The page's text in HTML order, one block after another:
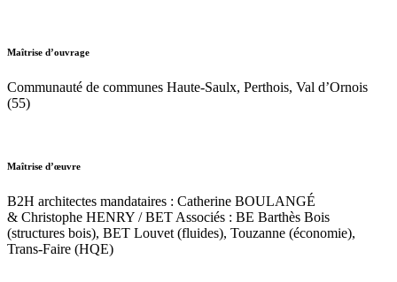
Maîtrise d’ouvrage
Communauté de communes Haute-Saulx, Perthois, Val d’Ornois
(55)
Maîtrise d’œuvre
B2H architectes mandataires : Catherine BOULANGÉ
& Christophe HENRY / BET Associés : BE Barthès Bois
(structures bois), BET Louvet (fluides), Touzanne (économie),
Trans-Faire (HQE)